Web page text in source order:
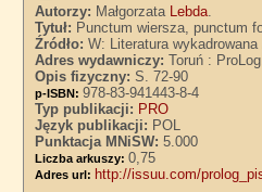
Autorzy: Małgorzata Lebda.
Tytuł: Punctum wiersza, punctum
Źródło:W: Literatura
Adres wydawniczy:Toruń :
Opis fizyczny:S. 72-90
p-ISBN:978-83-941443-8-4
Typ publikacji: PRO
Język publikacji: POL
Punktacja MNiSW:5.000
Liczba arkuszy:0,75
Adres url: http://issuu.com/